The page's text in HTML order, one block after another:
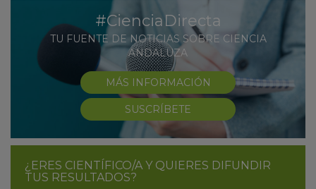
#CienciaDirecta
TU FUENTE DE NOTICIAS SOBRE CIENCIA
ANDALUZA
MÁS INFORMACIÓN
SUSCRÍBETE
¿ERES CIENTÍFICO/A Y QUIERES DIFUNDIR
TUS RESULTADOS?